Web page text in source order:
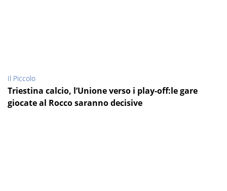
Il Piccolo
Triestina calcio, l’Unione verso i play-off:le gare
giocate al Rocco saranno decisive